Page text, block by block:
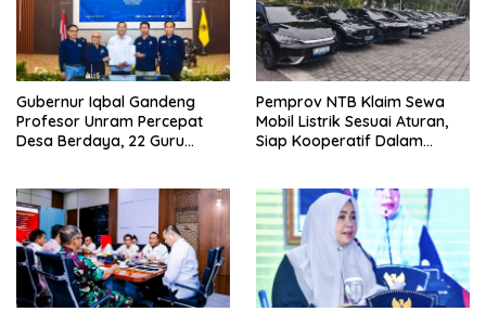
Gubernur Iqbal Gandeng
Profesor Unram Percepat
Desa Berdaya, 22 Guru
Pemprov NTB Klaim Sewa
Mobil Listrik Sesuai Aturan,
Siap Kooperatif Dalam